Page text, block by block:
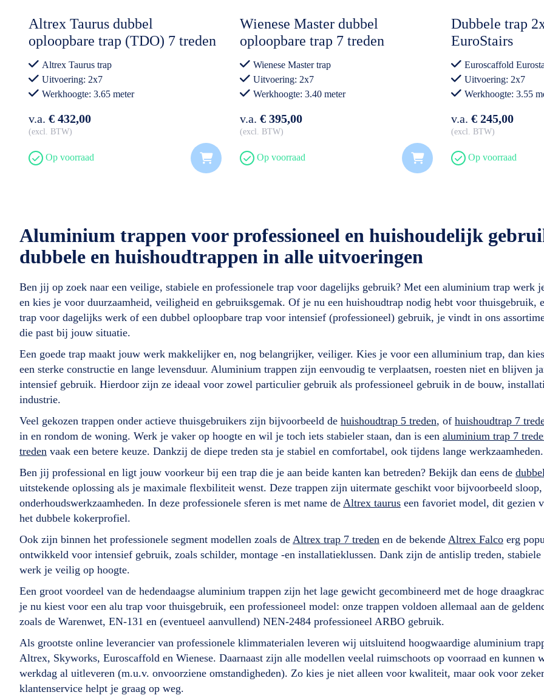
Altrex Taurus dubbel
oploopbare trap (TDO) 7 treden
incl. keuringssticker
Altrex Taurus trap
Uitvoering: 2x7
Werkhoogte: 3.65 meter
v.a. € 432,00
excl. BTW
Op voorraad
Wienese Master dubbel
oploopbare trap 7 treden
Wienese Master trap
Uitvoering: 2x7
Werkhoogte: 3.40 meter
v.a. € 395,00
excl. BTW
Op voorraad
Dubbele trap
EuroStairs
Euroscaffold
Uitvoering: 2x7
Werkhoogte: 3.55
v.a. € 245,00
excl. BTW
Op voorraad
Aluminium trappen voor professioneel en huishoudelijk
dubbele en huishoudtrappen in alle uitvoeringen
Ben jij op zoek naar een veilige, stabiele en professionele trap voor dagelijks gebruik? Met een aluminium trap werk
en kies je voor duurzaamheid, veiligheid en gebruiksgemak. Of je nu een huishoudtrap nodig hebt voor thuisgebruik,
trap voor dagelijks werk of een dubbel oploopbare trap voor intensief (professioneel) gebruik, je vindt in ons
die past bij jouw situatie.
Een goede trap maakt jouw werk makkelijker en, nog belangrijker, veiliger. Kies je voor een alluminium trap, dan
een sterke constructie en lange levensduur. Aluminium trappen zijn eenvoudig te verplaatsen, roesten niet en blijven
intensief gebruik. Hierdoor zijn ze ideaal voor zowel particulier gebruik als professioneel gebruik in de bouw,
industrie.
Veel gekozen trappen onder actieve thuisgebruikers zijn bijvoorbeeld de huishoudtrap 5 treden, of huishoudtrap 7
in en rondom de woning. Werk je vaker op hoogte en wil je toch iets stabieler staan, dan is een aluminium trap 7
treden vaak een betere keuze. Dankzij de diepe treden sta je stabiel en comfortabel, ook tijdens lange
Ben jij professional en ligt jouw voorkeur bij een trap die je aan beide kanten kan betreden? Bekijk dan eens de
uitstekende oplossing als je maximale flexbiliteit wenst. Deze trappen zijn uitermate geschikt voor bijvoorbeeld
onderhoudswerkzaamheden. In deze professionele sferen is met name de Altrex taurus een favoriet model, dit gezien
het dubbele kokerprofiel.
Ook zijn binnen het professionele segment modellen zoals de Altrex trap 7 treden en de bekende Altrex Falco erg
ontwikkeld voor intensief gebruik, zoals schilder, montage -en installatieklussen. Dank zijn de antislip treden, stabiele
werk je veilig op hoogte.
Een groot voordeel van de hedendaagse aluminium trappen zijn het lage gewicht gecombineerd met de hoge
je nu kiest voor een alu trap voor thuisgebruik, een professioneel model: onze trappen voldoen allemaal aan de
zoals de Warenwet, EN-131 en (eventueel aanvullend) NEN-2484 professioneel ARBO gebruik.
Als grootste online leverancier van professionele klimmaterialen leveren wij uitsluitend hoogwaardige aluminium
Altrex, Skyworks, Euroscaffold en Wienese. Daarnaast zijn alle modellen veelal ruimschoots op voorraad en kunnen
werkdag al uitleveren (m.u.v. onvoorziene omstandigheden). Zo kies je niet alleen voor kwaliteit, maar ook voor
klantenservice helpt je graag op weg.